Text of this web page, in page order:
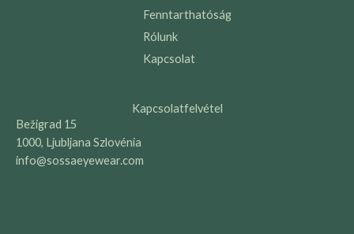
Fenntarthatóság
Rólunk
Kapcsolat
Kapcsolatfelvétel
Bežigrad 15
1000, Ljubljana Szlovénia
info@sossaeyewear.com